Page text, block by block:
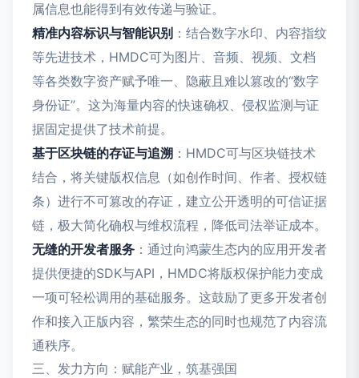
属信息也能得到有效传递与验证。
精准内容标识与智能识别 ：结合数字水印、内容指纹
等先进技术，HMDC可为图片、音频、视频、文档
等各类数字资产赋予唯一、隐蔽且难以篡改的“数字
身份证”。这为海量内容的快速确权、侵权监测与证
据固定提供了技术前提。
基于区块链的存证与追溯 ：HMDC可与区块链技术
结合，将关键版权信息（如创作时间、作者、授权链
条）进行不可篡改的存证，建立公开透明的可信证据
链，极大简化确权与维权流程，降低司法举证成本。
无缝的开发者服务 ：通过向鸿蒙生态内的应用开发者
提供便捷的SDK与API，HMDC将版权保护能力变成
一项可轻松调用的基础服务。这鼓励了更多开发者创
作和接入正版内容，繁荣生态的同时也规范了内容流
通秩序。
三、发力方向：赋能产业，筑基强国